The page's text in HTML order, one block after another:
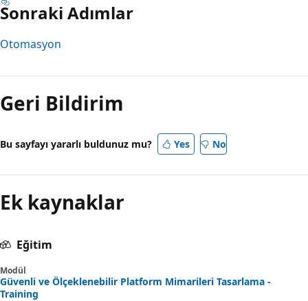
Sonraki Adımlar
Otomasyon
modu
devre
Geri Bildirim
Bu sayfayı yararlı buldunuz mu? Yes No
Ek kaynaklar
Eğitim
Modül
Güvenli ve Ölçeklenebilir Platform Mimarileri Tasarlama -
Training